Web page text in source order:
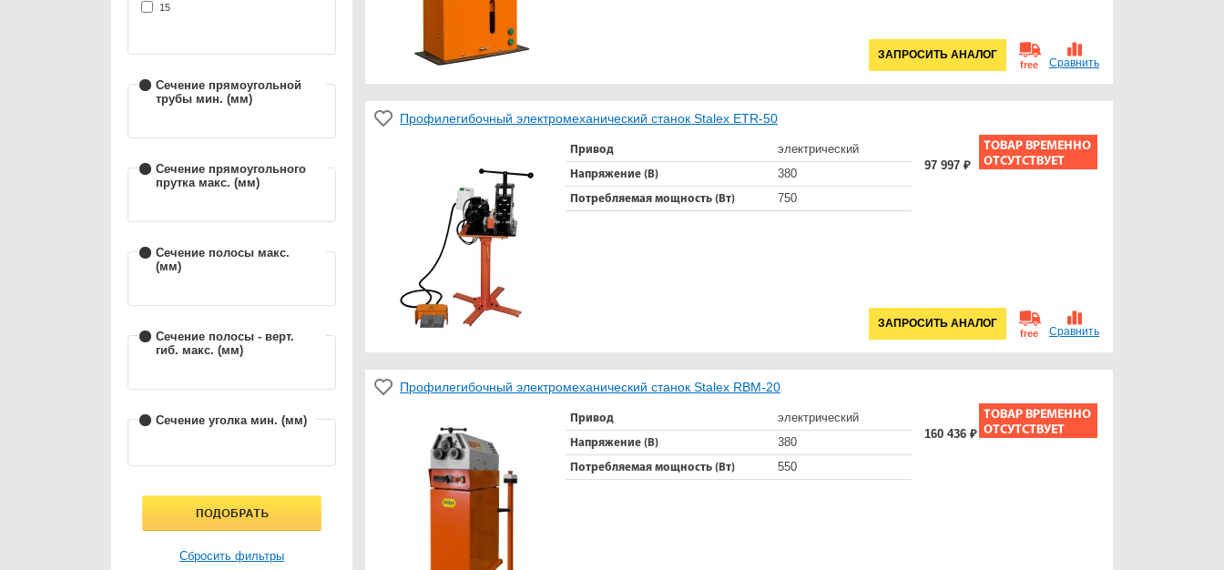
15
Сечение прямоугольной
трубы мин. (мм)
Сечение прямоугольного
прутка макс. (мм)
Сечение полосы макс.
(мм)
Сечение полосы - верт.
гиб. макс. (мм)
Сечение уголка мин. (мм)
Сбросить фильтры
Сравнить
ЗАПРОСИТЬ АНАЛОГ
free
Сравнить
Профилегибочный электромеханический станок Stalex ETR-50
Привод электрический
Напряжение (В) 380
Потребляемая мощность (Вт) 750
97 997 ₽
ЗАПРОСИТЬ АНАЛОГ
free
Профилегибочный электромеханический станок Stalex RBM-20
Привод электрический
Напряжение (В) 380
Потребляемая мощность (Вт) 550
160 436 ₽